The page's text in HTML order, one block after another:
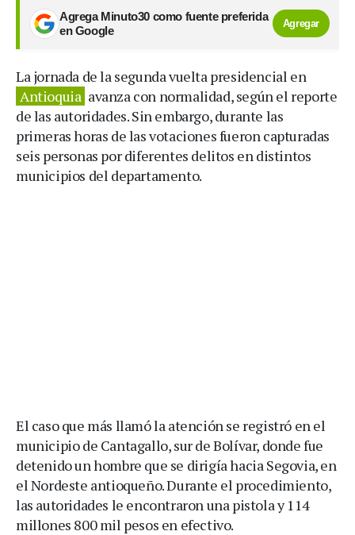
Agrega Minuto30 como fuente preferida
en Google
Agregar
La jornada de la segunda vuelta presidencial en
Antioquia avanza con normalidad, según el reporte
de las autoridades. Sin embargo, durante las
primeras horas de las votaciones fueron capturadas
seis personas por diferentes delitos en distintos
municipios del departamento.
El caso que más llamó la atención se registró en el
municipio de Cantagallo, sur de Bolívar, donde fue
detenido un hombre que se dirigía hacia Segovia, en
el Nordeste antioqueño. Durante el procedimiento,
las autoridades le encontraron una pistola y 114
millones 800 mil pesos en efectivo.